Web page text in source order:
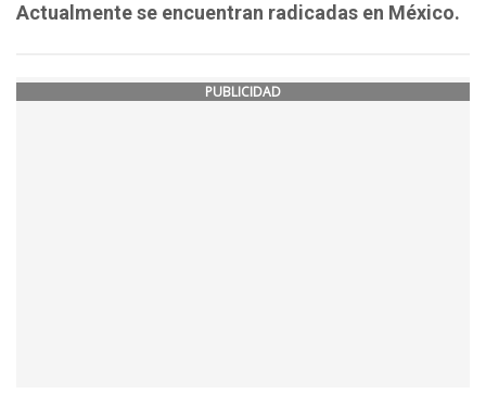
Actualmente se encuentran radicadas en México.
PUBLICIDAD